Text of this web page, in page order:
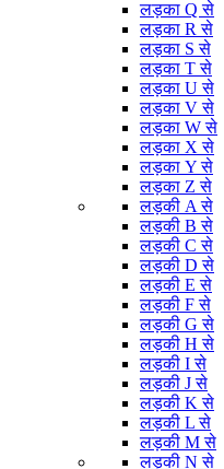
लड़का Q से
लड़का R से
लड़का S से
लड़का T से
लड़का U से
लड़का V से
लड़का W से
लड़का X से
लड़का Y से
लड़का Z से
लड़की A से
लड़की B से
लड़की C से
लड़की D से
लड़की E से
लड़की F से
लड़की G से
लड़की H से
लड़की I से
लड़की J से
लड़की K से
लड़की L से
लड़की M से
लड़की N से